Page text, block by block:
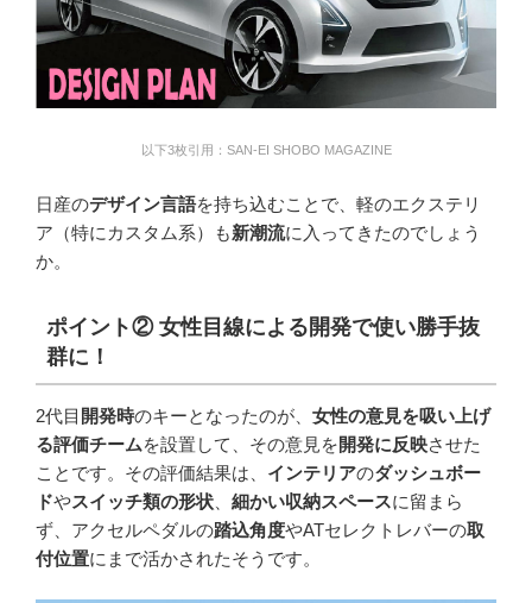
以下3枚引用：SAN-EI SHOBO MAGAZINE
日産のデザイン言語を持ち込むことで、軽のエクステリ
ア（特にカスタム系）も新潮流に入ってきたのでしょう
か。
ポイント②女性目線による開発で使い勝手抜
群に！
2代目 開発時のキーとなったのが、 女性の意見を吸い上げ
る評価チームを設置して、その意見を開発に反映させた
ことです。その評価結果は、 インテリアのダッシュボー
ドやスイッチ類の形状 細かい収納スペースに留まら
ず、アクセルペダルの踏込角度やATセレクトレバーの取
付位置にまで活かされたそうです。